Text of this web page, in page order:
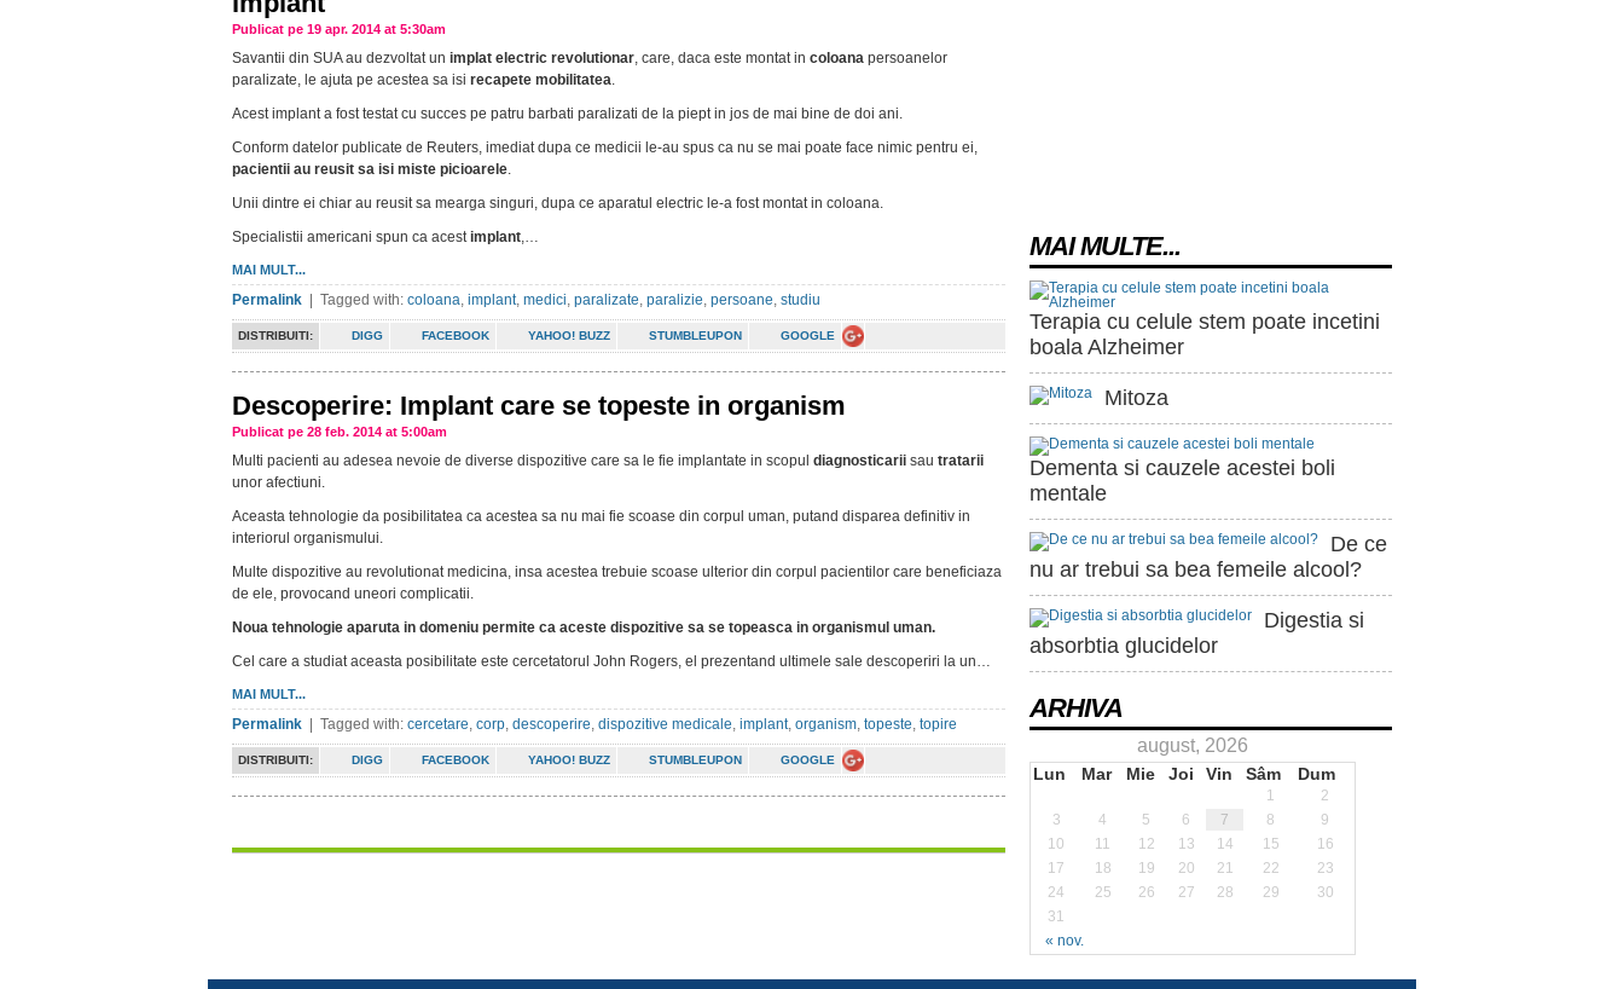
Publicat pe 19 apr. 2014 at 5:30am
Savantii din SUA au dezvoltat un implat electric revolutionar, care, daca este montat in coloana persoanelor
paralizate, le ajuta pe acestea sa isi recapete mobilitatea.
Acest implant a fost testat cu succes pe patru barbati paralizati de la piept in jos de mai bine de doi ani.
Conform datelor publicate de Reuters, imediat dupa ce medicii le-au spus ca nu se mai poate face nimic pentru ei,
pacientii au reusit sa isi miste picioarele.
Unii dintre ei chiar au reusit sa mearga singuri, dupa ce aparatul electric le-a fost montat in coloana.
Specialistii americani spun ca acestimplant,…
MAI MULT...
Permalink | Tagged with: coloana, implant, medici, paralizate, paralizie, persoane, studiu
DISTRIBUITI: DIGG FACEBOOK YAHOO! BUZZ STUMBLEUPON GOOGLE
Descoperire: Implant care se topeste in organism
Publicat pe 28 feb. 2014 at 5:00am
Multi pacienti au adesea nevoie de diverse dispozitive care sa le fie implantate in scopul diagnosticarii sau tratarii
unor afectiuni.
Aceasta tehnologie da posibilitatea ca acestea sa nu mai fie scoase din corpul uman, putand disparea definitiv in
interiorul organismului.
Multe dispozitive au revolutionat medicina, insa acestea trebuie scoase ulterior din corpul pacientilor care beneficiaza
de ele, provocand uneori complicatii.
Noua tehnologie aparuta in domeniu permite ca aceste dispozitive sa se topeasca in organismul uman.
Cel care a studiat aceasta posibilitate este cercetatorul John Rogers, el prezentand ultimele sale descoperiri la un…
MAI MULT...
Permalink | Tagged with: cercetare, corp, descoperire, dispozitive medicale, implant, organism, topeste, topire
DISTRIBUITI: DIGG FACEBOOK YAHOO! BUZZ STUMBLEUPON GOOGLE
MAI MULTE...
Terapia cu celule stem poate incetini
boala Alzheimer
Mitoza
Dementa si cauzele acestei boli
mentale
De ce
nu ar trebui sa bea femeile alcool?
Digestia si
absorbtia glucidelor
ARHIVA
august, 2026
Lun Mar Mie Joi Vin Sâm Dum
« nov.
1
2
3
4 5 6 7 8
9
10
11 12 13 14 15
16
17
18 19 20 21 22
23
24
25 26 27 28 29
30
31